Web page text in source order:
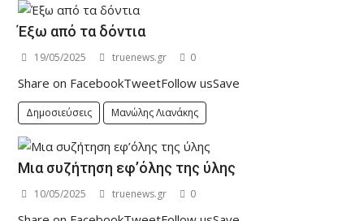
Έξω από τα δόντια
19/05/2025 truenews.gr 0
Share on FacebookTweetFollow usSave
Δημοσιεύσεις Μανώλης Λιανάκης
Μια συζήτηση εφ’όλης της ύλης
10/05/2025 truenews.gr 0